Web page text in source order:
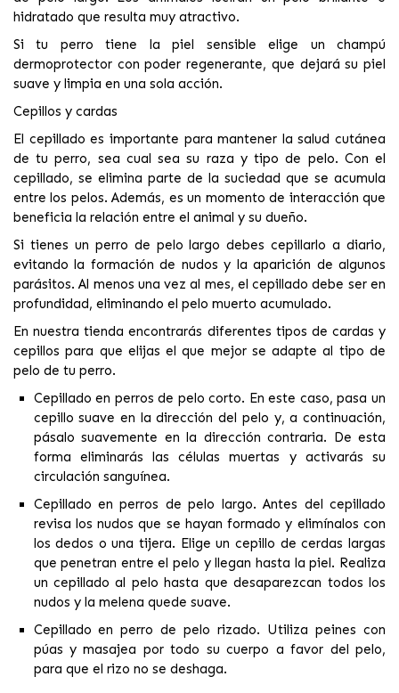
hidratado que resulta muy atractivo.
Si tu perro tiene la piel sensibleelige un champú
dermoprotector con poder regenerante, que dejará su piel
suave y limpia en una sola acción.
Cepillos y cardas
El cepillado es importante para mantener la salud cutánea
de tu perro, sea cual sea su raza y tipo de pelo. Con el
cepillado, se elimina parte de la suciedad que se acumula
entre los pelos. Además, es un momento de interacción que
beneficia la relación entre el animal y su dueño.
Si tienes un perro de pelo largo debes cepillarlo a diario,
evitando la formación de nudos y la aparición de algunos
parásitos. Al menos una vez al mes, el cepillado debe ser en
profundidad, eliminando el pelo muerto acumulado.
En nuestra tienda encontrarás diferentes tipos de cardas y
cepillos para que elijas el que mejor se adapte al tipo de
pelo de tu perro.
Cepillado en perros de pelo corto. En este caso, pasa un
cepillo suave en la dirección del pelo y, a continuación,
pásalo suavemente en la dirección contraria. De esta
forma eliminarás las células muertas y activarás su
circulación sanguínea.
Cepillado en perros de pelo largo. Antes del cepillado
revisa los nudos que se hayan formado y elimínalos con
los dedos o una tijera. Elige un cepillo de cerdas largas
que penetran entre el pelo y llegan hasta la piel. Realiza
un cepillado al pelo hasta que desaparezcan todos los
nudos y la melena quede suave.
Cepillado en perro de pelo rizado. Utiliza peines con
púas y masajea por todo su cuerpo a favor del pelo,
para que el rizo no se deshaga.